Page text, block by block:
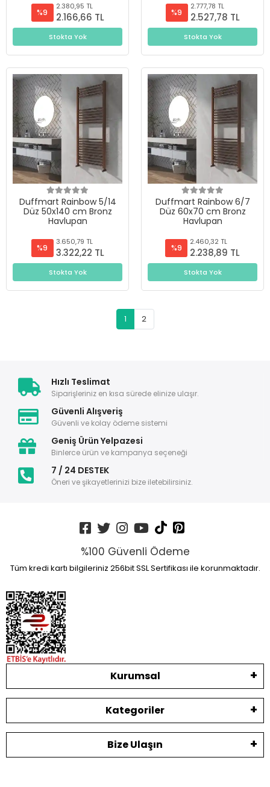
%9
2.380,95 TL
2.166,66 TL
Stokta Yok
%9
2.777,78 TL
2.527,78 TL
Stokta Yok
Duffmart Rainbow 5/14
Düz 50x140 cm Bronz
Havlupan
%9
3.650,79 TL
3.322,22 TL
Stokta Yok
Duffmart Rainbow 6/7
Düz 60x70 cm Bronz
Havlupan
%9
2.460,32 TL
2.238,89 TL
Stokta Yok
1 2
Hızlı Teslimat
Siparişleriniz en kısa sürede elinize ulaşır.
Güvenli Alışveriş
Güvenli ve kolay ödeme sistemi
Geniş Ürün Yelpazesi
Binlerce ürün ve kampanya seçeneği
7 / 24 DESTEK
Öneri ve şikayetlerinizi bize iletebilirsiniz.
%100 Güvenli Ödeme
Tüm kredi kartı bilgileriniz 256bit SSL Sertifikası ile korunmaktadır.
Kurumsal
Kategoriler
Bize Ulaşın